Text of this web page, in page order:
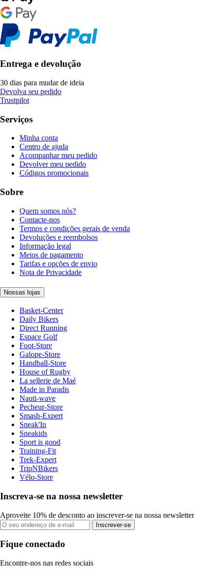
Entrega e devolução
30 dias para mudar de ideia
Devolva seu pedido
Trustpilot
Serviços
Minha conta
Centro de ajuda
Acompanhar meu pedido
Devolver meu pedido
Códigos promocionais
Sobre
Quem somos nós?
Contacte-nos
Termos e condições gerais de venda
Devoluções e reembolsos
Informação legal
Meios de pagamento
Tarifas e opções de envio
Nota de Privacidade
Nossas lojas
Basket-Center
Daily Bikers
Direct Running
Espace Golf
Foot-Store
Galope-Store
Handball-Store
House of Rugby
La sellerie de Maé
Made in Paradis
Nauti-wave
Pecheur-Store
Smash-Expert
Sneak'In
Sneakids
Sport is good
Training-Fit
Trek-Expert
TripNBikers
Vélo-Store
Inscreva-se na nossa newsletter
Aproveite 10% de desconto ao inscrever-se na nossa newsletter
Inscrever-se
Fique conectado
Encontre-nos nas redes sociais